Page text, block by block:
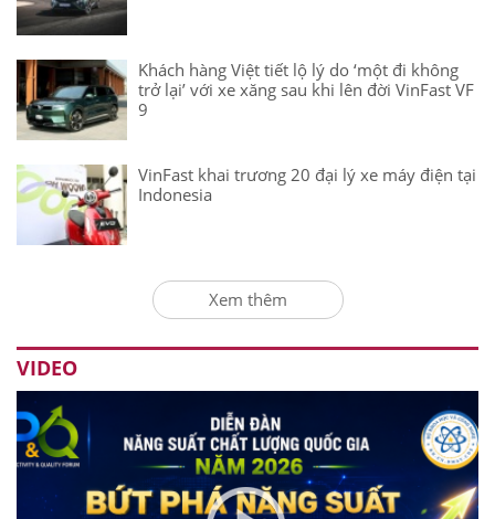
Khách hàng Việt tiết lộ lý do ‘một đi không
trở lại’ với xe xăng sau khi lên đời VinFast VF
9
VinFast khai trương 20 đại lý xe máy điện tại
Indonesia
Xem thêm
VIDEO